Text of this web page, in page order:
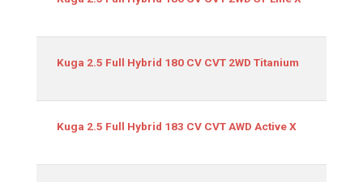
Kuga 2.5 Full Hybrid 180 CV CVT 2WD Titanium
Kuga 2.5 Full Hybrid 183 CV CVT AWD Active X